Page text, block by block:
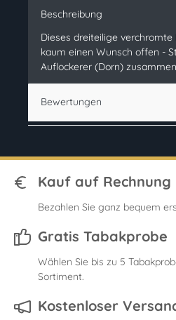
Beschreibung
Dieses dreiteilige verchromte
kaum einen Wunsch offen -
Auflockerer (Dorn)
Bewertungen
Kauf auf Rechnung
Bezahlen Sie ganz bequem
Gratis Tabakprobe
Wählen Sie bis zu 5
Sortiment.
Kostenloser